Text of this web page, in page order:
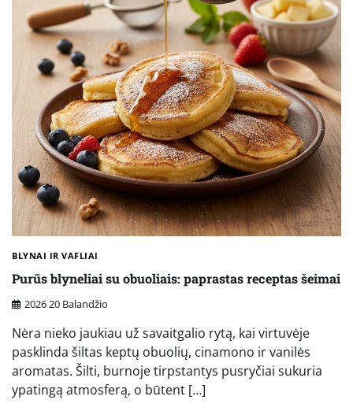
BLYNAI IR VAFLIAI
Purūs blyneliai su obuoliais: paprastas receptas šeimai
2026 20 Balandžio
Nėra nieko jaukiau už savaitgalio rytą, kai virtuvėje
pasklinda šiltas keptų obuolių, cinamono ir vanilės
aromatas. Šilti, burnoje tirpstantys pusryčiai sukuria
ypatingą atmosferą, o būtent […]